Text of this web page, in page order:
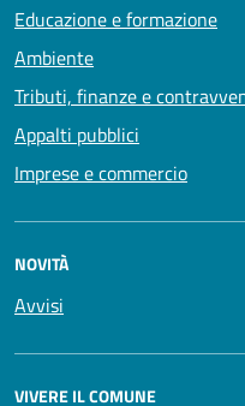
Educazione e formazione
Ambiente
Tributi, finanze e
Appalti pubblici
Imprese e commercio
NOVITÀ
Avvisi
VIVERE IL COMUNE